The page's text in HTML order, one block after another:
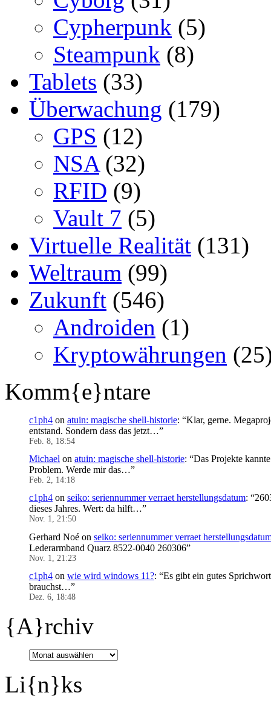
Cypherpunk (5)
Steampunk (8)
Tablets (33)
Überwachung (179)
GPS (12)
NSA(32)
RFID (9)
Vault 7 (5)
Virtuelle Realität (131)
Weltraum (99)
Zukunft (546)
Androiden (1)
Kryptowährungen
Komm{e}ntare
c1ph4 on atuin: magische shell-historie: “Klar, gerne.
entstand. Sondern dass das jetzt…”
Feb. 8, 18:54
Michael on atuin: magische shell-historie: “Das Projekte
Problem. Werde mir das…”
Feb. 2, 14:18
c1ph4 on seiko: seriennummer verraet herstellungsdatum: “
dieses Jahres. Wert: da hilft…”
Nov. 1, 21:50
Gerhard Noé on seiko: seriennummer verraet
Lederarmband Quarz 8522-0040 260306”
Nov. 1, 21:23
c1ph4 on wie wird windows 11?: “Es gibt ein gutes
brauchst…”
Dez. 6, 18:48
{A}rchiv
Li{n}ks